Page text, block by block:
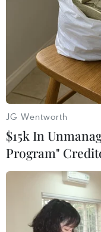
Ukraine:
JG Wentworth
$15k In
Program"